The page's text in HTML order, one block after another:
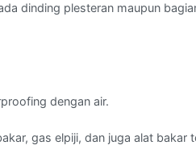
dinding plesteran maupun
dengan air.
gas elpiji, dan juga alat bakar